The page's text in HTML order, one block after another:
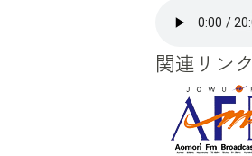
関連リンク